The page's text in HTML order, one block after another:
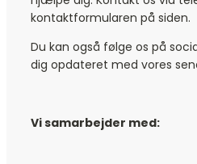
kontaktformularen på siden.
Du kan også følge os på
dig opdateret med vores
Vi samarbejder med: